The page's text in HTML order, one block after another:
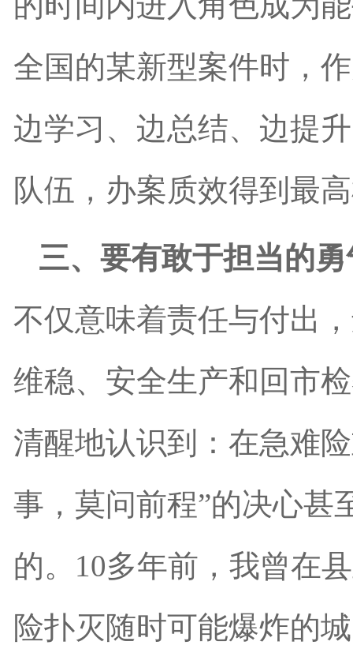
全国的某新型案件时，
边学习、边总结、边提
队伍，办案质效得到最
三、要有敢于担当的勇
不仅意味着责任与付出
维稳、安全生产和回市
清醒地认识到：在急难
事，莫问前程”的决心甚
的。10多年前，我曾在
险扑灭随时可能爆炸的